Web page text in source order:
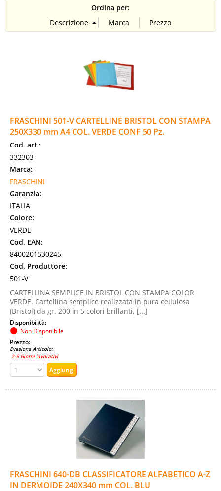
Ordina per:
FRASCHINI 501-V CARTELLINE BRISTOL CON STAMPA
250X330 mm A4 COL. VERDE CONF 50 Pz.
Cod. art.:
332303
Marca:
FRASCHINI
Garanzia:
ITALIA
Colore:
VERDE
Cod. EAN:
8400201530245
Cod. Produttore:
501-V
CARTELLINA SEMPLICE IN BRISTOL CON STAMPA COLOR
VERDE. Cartellina semplice realizzata in pura cellulosa
(Bristol) da gr. 200 in 5 colori brillanti, [...]
Disponibilità:
Non Disponibile
Prezzo:
Evasione Articolo:
2-5 Giorni lavorativi
FRASCHINI 640-DB CLASSIFICATORE ALFABETICO A-Z
IN DERMOIDE 240X340 mm COL. BLU